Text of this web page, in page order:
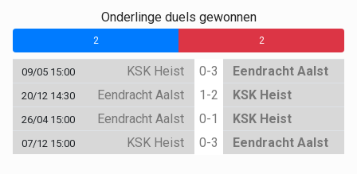
Onderlinge duels gewonnen
2 2
09/05 15:00 KSK Heist 0-3 Eendracht Aalst
20/12 14:30 Eendracht Aalst 1-2 KSK Heist
26/04 15:00 Eendracht Aalst 0-1 KSK Heist
07/12 15:00 KSK Heist 0-3 Eendracht Aalst